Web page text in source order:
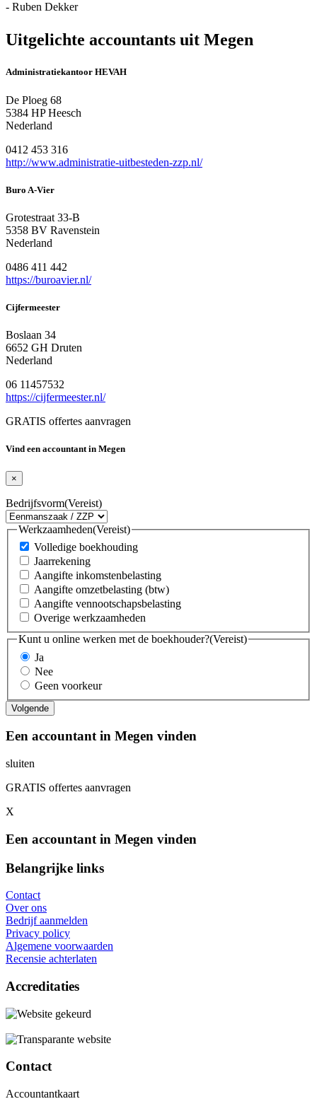
- Ruben Dekker
Uitgelichte accountants uit Megen
Administratiekantoor HEVAH
De Ploeg 68
5384 HP Heesch
Nederland
0412 453 316
http://www.administratie-uitbesteden-zzp.nl/
Buro A-Vier
Grotestraat 33-B
5358 BV Ravenstein
Nederland
0486 411 442
https://buroavier.nl/
Cijfermeester
Boslaan 34
6652 GH Druten
Nederland
06 11457532
https://cijfermeester.nl/
GRATIS offertes aanvragen
Vind een accountant in Megen
×
Bedrijfsvorm(Vereist)
Werkzaamheden(Vereist)
Volledige boekhouding
Jaarrekening
Aangifte inkomstenbelasting
Aangifte omzetbelasting (btw)
Aangifte vennootschapsbelasting
Overige werkzaamheden
Kunt u online werken met de boekhouder?(Vereist)
Ja
Nee
Geen voorkeur
Een accountant in Megen vinden
sluiten
GRATIS offertes aanvragen
X
Een accountant in Megen vinden
Belangrijke links
Contact
Over ons
Bedrijf aanmelden
Privacy policy
Algemene voorwaarden
Recensie achterlaten
Accreditaties
Contact
Accountantkaart